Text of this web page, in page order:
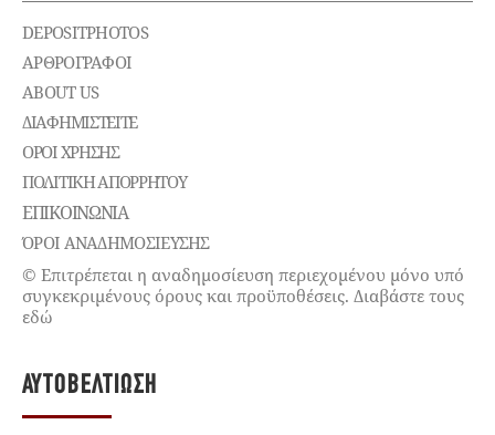
DEPOSITPHOTOS
ΑΡΘΡΟΓΡΑΦΟΙ
ABOUT US
ΔΙΑΦΗΜΙΣΤΕΊΤΕ
ΌΡΟΙ ΧΡΉΣΗΣ
ΠΟΛΙΤΙΚΉ ΑΠΟΡΡΉΤΟΥ
ΕΠΙΚΟΙΝΩΝΊΑ
ΌΡΟΙ ΑΝΑΔΗΜΟΣΙΕΥΣΗΣ
© Επιτρέπεται η αναδημοσίευση περιεχομένου μόνο υπό
συγκεκριμένους όρους και προϋποθέσεις. Διαβάστε τους
εδώ
ΑΥΤΟΒΕΛΤΊΩΣΗ